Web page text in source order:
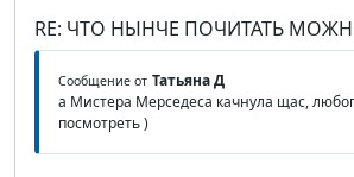
RE: ЧТО НЫНЧЕ ПОЧИТАТЬ
Сообщение от Татьяна Д
а Мистера Мерседеса качнула щас,
посмотреть )